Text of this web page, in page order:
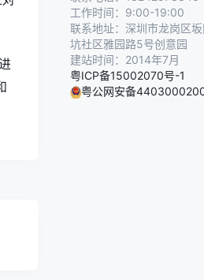
工作时间：9:00-19:00
联系地址：深圳市龙岗区
坑社区雅园路5号创意园
建站时间：2014年7月
粤ICP备15002070号-1
粤公网安备